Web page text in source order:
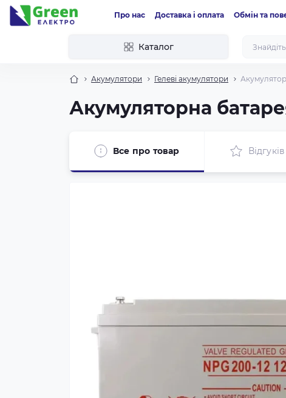
Про нас Доставка і оплата Обмін та
Каталог
Акумулятори Гелеві акумулятори
Акумуляторна
Все про товар Відгуків